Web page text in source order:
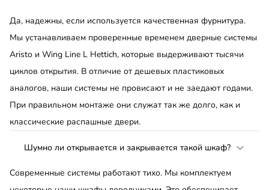
Да, надежны, если используется качественная фурнитура.
Мы устанавливаем проверенные временем дверные системы
Aristo и Wing Line L Hettich, которые выдерживают тысячи
циклов открытия. В отличие от дешевых пластиковых
аналогов, наши системы не провисают и не заедают годами.
При правильном монтаже они служат так же долго, как и
классические распашные двери.
Шумно ли открывается и закрывается такой шкаф?
Современные системы работают тихо. Мы комплектуем